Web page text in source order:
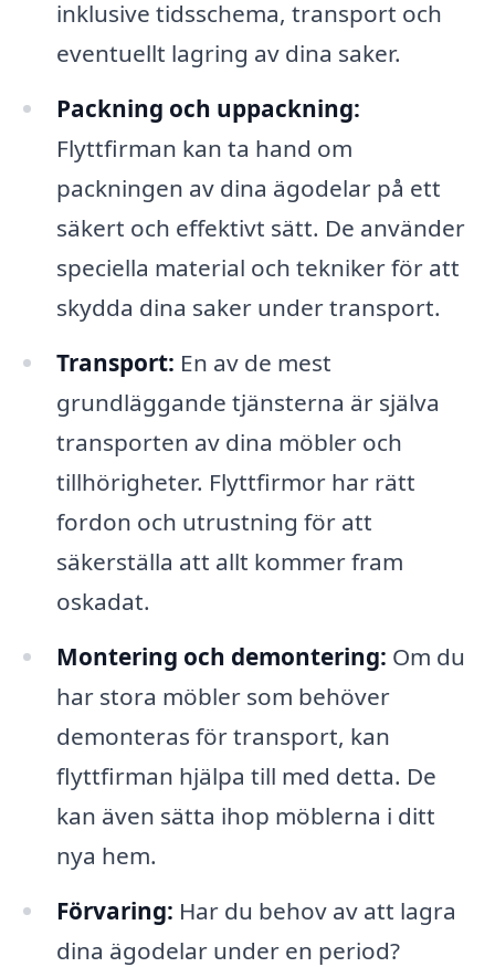
inklusive tidsschema, transport och
eventuellt lagring av dina saker.
Packning och uppackning:
Flyttfirman kan ta hand om
packningen av dina ägodelar på ett
säkert och effektivt sätt. De använder
speciella material och tekniker för att
skydda dina saker under transport.
Transport: En av de mest
grundläggande tjänsterna är själva
transporten av dina möbler och
tillhörigheter. Flyttfirmor har rätt
fordon och utrustning för att
säkerställa att allt kommer fram
oskadat.
Montering och demontering: Om du
har stora möbler som behöver
demonteras för transport, kan
flyttfirman hjälpa till med detta. De
kan även sätta ihop möblerna i ditt
nya hem.
Förvaring: Har du behov av att lagra
dina ägodelar under en period?